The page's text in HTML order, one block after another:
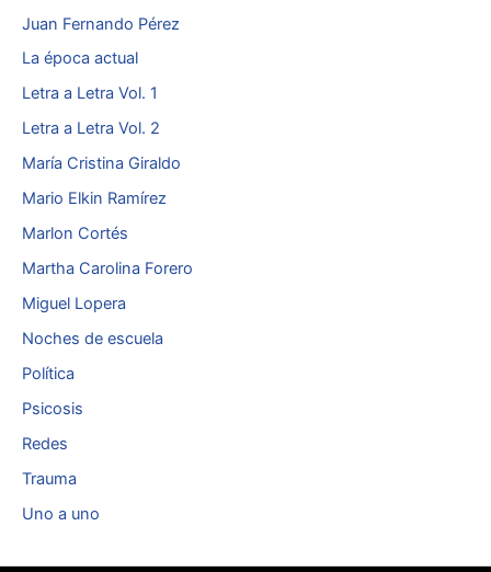
Juan Fernando Pérez
La época actual
Letra a Letra Vol. 1
Letra a Letra Vol. 2
María Cristina Giraldo
Mario Elkin Ramírez
Marlon Cortés
Martha Carolina Forero
Miguel Lopera
Noches de escuela
Política
Psicosis
Redes
Trauma
Uno a uno